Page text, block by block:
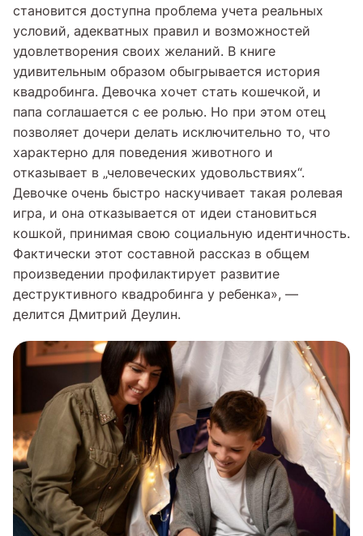
становится доступна проблема учета реальных
условий, адекватных правил и возможностей
удовлетворения своих желаний. В книге
удивительным образом обыгрывается история
квадробинга. Девочка хочет стать кошечкой, и
папа соглашается с ее ролью. Но при этом отец
позволяет дочери делать исключительно то, что
характерно для поведения животного и
отказывает в „человеческих удовольствиях“.
Девочке очень быстро наскучивает такая ролевая
игра, и она отказывается от идеи становиться
кошкой, принимая свою социальную идентичность.
Фактически этот составной рассказ в общем
произведении профилактирует развитие
деструктивного квадробинга у ребенка», —
делится Дмитрий Деулин.